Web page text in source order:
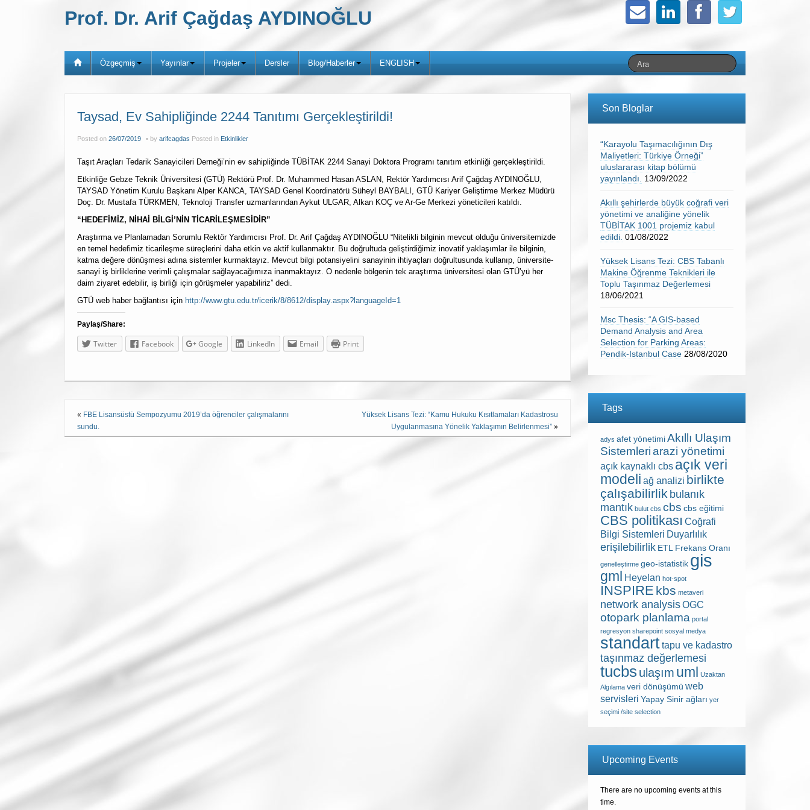
Prof. Dr. Arif Çağdaş AYDINOĞLU
Özgeçmiş Yayınlar Projeler Dersler Blog/Haberler ENGLISH
Taysad, Ev Sahipliğinde 2244 Tanıtımı Gerçekleştirildi!
Posted on 26/07/2019 by arifcagdas Posted in Etkinlikler
Taşıt Araçları Tedarik Sanayicileri Derneği’nin ev sahipliğinde TÜBİTAK 2244 Sanayi Doktora Programı tanıtım etkinliği gerçekleştirildi.
Etkinliğe Gebze Teknik Üniversitesi (GTÜ) Rektörü Prof. Dr. Muhammed Hasan ASLAN, Rektör Yardımcısı Arif Çağdaş AYDINOĞLU,
TAYSAD Yönetim Kurulu Başkanı Alper KANCA, TAYSAD Genel Koordinatörü Süheyl BAYBALI, GTÜ Kariyer Geliştirme Merkez Müdürü
Doç. Dr. Mustafa TÜRKMEN, Teknoloji Transfer uzmanlarından Aykut ULGAR, Alkan KOÇ ve Ar-Ge Merkezi yöneticileri katıldı.
“HEDEFİMİZ, NİHAİ BİLGİ’NİN TİCARİLEŞMESİDİR”
Araştırma ve Planlamadan Sorumlu Rektör Yardımcısı Prof. Dr. Arif Çağdaş AYDINOĞLU “Nitelikli bilginin mevcut olduğu üniversitemizde
en temel hedefimiz ticarileşme süreçlerini daha etkin ve aktif kullanmaktır. Bu doğrultuda geliştirdiğimiz inovatif yaklaşımlar ile bilginin,
katma değere dönüşmesi adına sistemler kurmaktayız. Mevcut bilgi potansiyelini sanayinin ihtiyaçları doğrultusunda kullanıp, üniversite-
sanayi iş birliklerine verimli çalışmalar sağlayacağımıza inanmaktayız. O nedenle bölgenin tek araştırma üniversitesi olan GTÜ’yü her
daim ziyaret edebilir, iş birliği için görüşmeler yapabiliriz” dedi.
GTÜ web haber bağlantısı için http://www.gtu.edu.tr/icerik/8/8612/display.aspx?languageId=1
Paylaş/Share:
Twitter Facebook Google LinkedIn Email Print
« FBE Lisansüstü Sempozyumu 2019’da öğrenciler çalışmalarını
sundu.
Yüksek Lisans Tezi: “Kamu Hukuku Kısıtlamaları Kadastrosu
Uygulanmasına Yönelik Yaklaşımın Belirlenmesi” »
Son Bloglar
“Karayolu Taşımacılığının Dış
Maliyetleri: Türkiye Örneği”
uluslararası kitap bölümü
yayınlandı.
13/09/2022
Akıllı şehirlerde büyük coğrafi veri
yönetimi ve analiğine yönelik
TÜBİTAK 1001 projemiz kabul
edildi. 01/08/2022
Yüksek Lisans Tezi: CBS Tabanlı
Makine Öğrenme Teknikleri ile
Toplu Taşınmaz Değerlemesi
18/06/2021
Msc Thesis: “A GIS-based
Demand Analysis and Area
Selection for Parking Areas:
Pendik-Istanbul Case 28/08/2020
Tags
adys afet yönetimi Akıllı Ulaşım
Sistemleri arazi yönetimi
açık kaynaklı cbs açık veri
modeli ağ analizi birlikte
çalışabilirlik bulanık
mantık bulut cbs cbs cbs eğitimi
CBS politikası Coğrafi
Bilgi Sistemleri Duyarlılık
erişilebilirlik ETL Frekans Oranı
genelleştirme geo-istatistik gis
gml Heyelan hot-spot
INSPIRE kbs metaveri
network analysisOGC
otopark planlama portal
regresyon sharepoint sosyal medya
standarttapu ve kadastro
taşınmaz değerlemesi
tucbs ulaşım uml Uzaktan
Algılama veri dönüşümü web
servisleri Yapay Sinir ağları yer
seçimi /site selection
Upcoming Events
There are no upcoming events at this
time.